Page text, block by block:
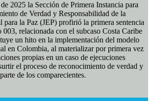
2025 la Sección de Primera Instancia para
de Verdad y Responsabilidad de la
para la Paz (JEP) profirió la primera sentencia
003, relacionada con el subcaso Costa Caribe
un hito en la implementación del modelo
en Colombia, al materializar por primera vez
propias en un caso de ejecuciones
el proceso de reconocimiento de verdad y
de los comparecientes.